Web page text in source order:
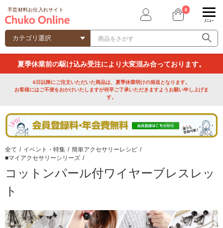
手芸材料お仕入れサイト 0
ﾒﾆｭｰ
夏季休業前の駆け込み受注により大変混み合っております。
6日以降にご注文いただいた商品は、夏季休業明けの発送となります。
お客様にはご不便をおかけいたしますが何卒ご了承いただきますようお願い申し上げま
す。
全て / イベント・特集 / 簡単アクセサリーレシピ /
■マイアクセサリーシリーズ /
コットンパール付ワイヤーブレスレッ
ト